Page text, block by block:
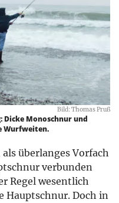
Bild: Thomas Pruß
Dicke Monoschnur und
Wurfweiten.
überlanges Vorfach
verbunden
Regel wesentlich
Hauptschnur. Doch in